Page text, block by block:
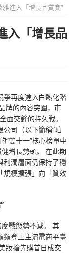
進入「增長品質賽”
入「增長品
爭再度進入白熱化階
牌的內容突圍，市
面交鋒的持久戰。
司（以下簡稱“珀
“雙十一”核心榜單中
增長勢頭。 在此期
利潤層面仍保持了穩
規模擴張」向「質效
鏖戰態勢不減。 其
頻登上主流電商平臺
妝搶先購首日成交